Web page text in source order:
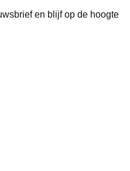
en blijf op de hoogte